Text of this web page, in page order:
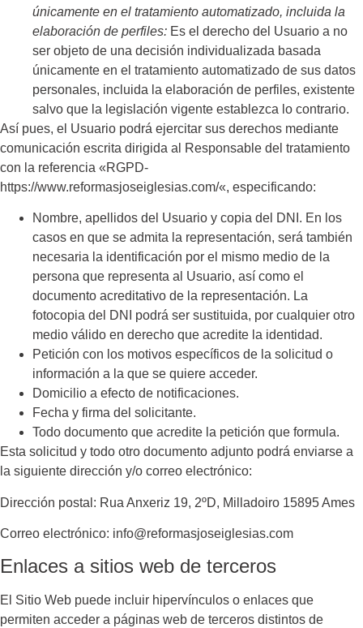
únicamente en el tratamiento automatizado, incluida la
elaboración de perfiles: Es el derecho del Usuario a no
ser objeto de una decisión individualizada basada
únicamente en el tratamiento automatizado de sus datos
personales, incluida la elaboración de perfiles, existente
salvo que la legislación vigente establezca lo contrario.
Así pues, el Usuario podrá ejercitar sus derechos mediante
comunicación escrita dirigida al Responsable del tratamiento
con la referencia «RGPD-
https://www.reformasjoseiglesias.com/«, especificando:
Nombre, apellidos del Usuario y copia del DNI. En los
casos en que se admita la representación, será también
necesaria la identificación por el mismo medio de la
persona que representa al Usuario, así como el
documento acreditativo de la representación. La
fotocopia del DNI podrá ser sustituida, por cualquier otro
medio válido en derecho que acredite la identidad.
Petición con los motivos específicos de la solicitud o
información a la que se quiere acceder.
Domicilio a efecto de notificaciones.
Fecha y firma del solicitante.
Todo documento que acredite la petición que formula.
Esta solicitud y todo otro documento adjunto podrá enviarse a
la siguiente dirección y/o correo electrónico:
Dirección postal: Rua Anxeriz 19, 2ºD, Milladoiro 15895 Ames
Correo electrónico: info@reformasjoseiglesias.com
Enlaces a sitios web de terceros
El Sitio Web puede incluir hipervínculos o enlaces que
permiten acceder a páginas web de terceros distintos de